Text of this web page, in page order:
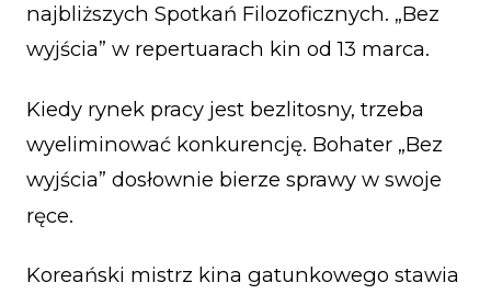
najbliższych Spotkań Filozoficznych. „Bez
wyjścia” w repertuarach kin od 13 marca.
Kiedy rynek pracy jest bezlitosny, trzeba
wyeliminować konkurencję. Bohater „Bez
wyjścia” dosłownie bierze sprawy w swoje
ręce.
Koreański mistrz kina gatunkowego stawia